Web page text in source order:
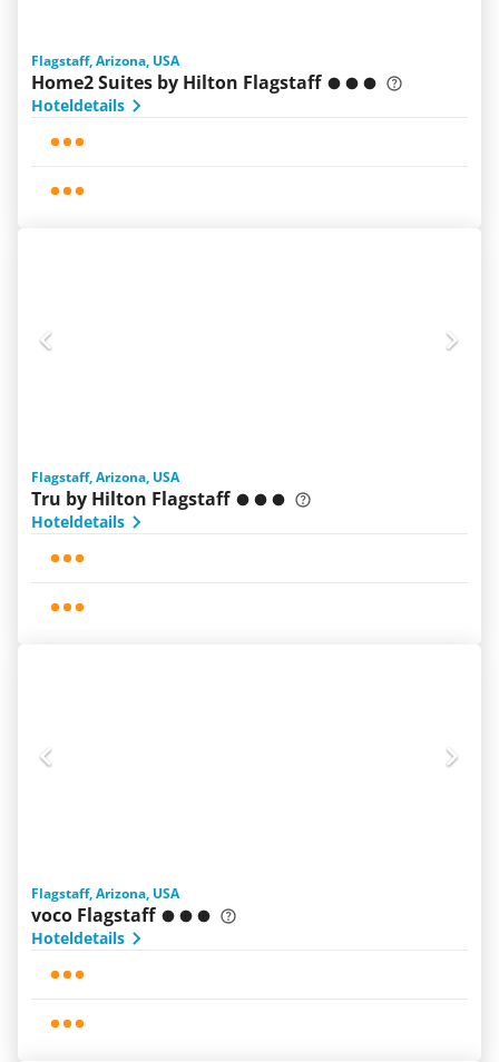
Flagstaff, Arizona, USA
Home2 Suites by Hilton Flagstaff
Hoteldetails
Flagstaff, Arizona, USA
Tru by Hilton Flagstaff
Hoteldetails
Flagstaff, Arizona, USA
voco Flagstaff
Hoteldetails